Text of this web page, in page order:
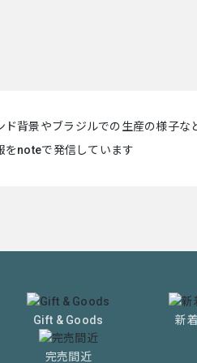
ド背景やブラジルでの生産の様子な
をnoteで発信しています
Gift & Goods 新
完売間近